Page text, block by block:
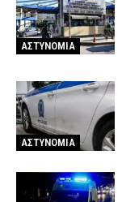
ΑΣΤΥΝΟΜΙΑ
ΑΣΤΥΝΟΜΙΑ